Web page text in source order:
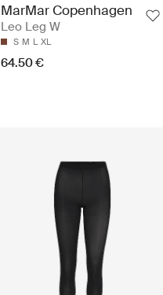
MarMar Copenhagen
Leo Leg W
S M L XL
64.50 €